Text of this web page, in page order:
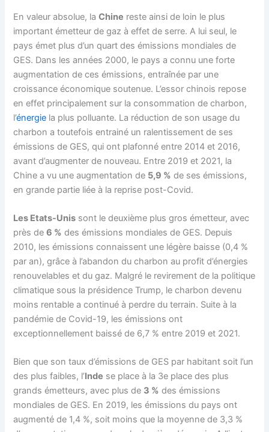
En valeur absolue, laChine reste ainsi de loin le plus
important émetteur de gaz à effet de serre. A lui seul, le
pays émet plus d’un quart des émissions mondiales de
GES. Dans les années 2000, le pays a connu une forte
augmentation de ces émissions, entraînée par une
croissance économique soutenue. L’essor chinois repose
en effet principalement sur la consommation de charbon,
l’énergie la plus polluante. La réduction de son usage du
charbon a toutefois entrainé un ralentissement de ses
émissions de GES, qui ont plafonné entre 2014 et 2016,
avant d’augmenter de nouveau. Entre 2019 et 2021, la
Chine a vu une augmentation de 5,9 % de ses émissions,
en grande partie liée à la reprise post-Covid.
Les Etats-Unis sont le deuxième plus gros émetteur, avec
près de6 % des émissions mondiales de GES. Depuis
2010, les émissions connaissent une légère baisse (0,4 %
par an), grâce à l’abandon du charbon au profit d’énergies
renouvelables et du gaz. Malgré le revirement de la politique
climatique sous la présidence Trump, le charbon devenu
moins rentable a continué à perdre du terrain. Suite à la
pandémie de Covid-19, les émissions ont
exceptionnellement baissé de 6,7 % entre 2019 et 2021.
Bien que son taux d’émissions de GES par habitant soit l’un
des plus faibles, l’Inde se place à la 3e place des plus
grands émetteurs, avec plus de 3 % des émissions
mondiales de GES. En 2019, les émissions du pays ont
augmenté de 1,4 %, soit moins que la moyenne de 3,3 %